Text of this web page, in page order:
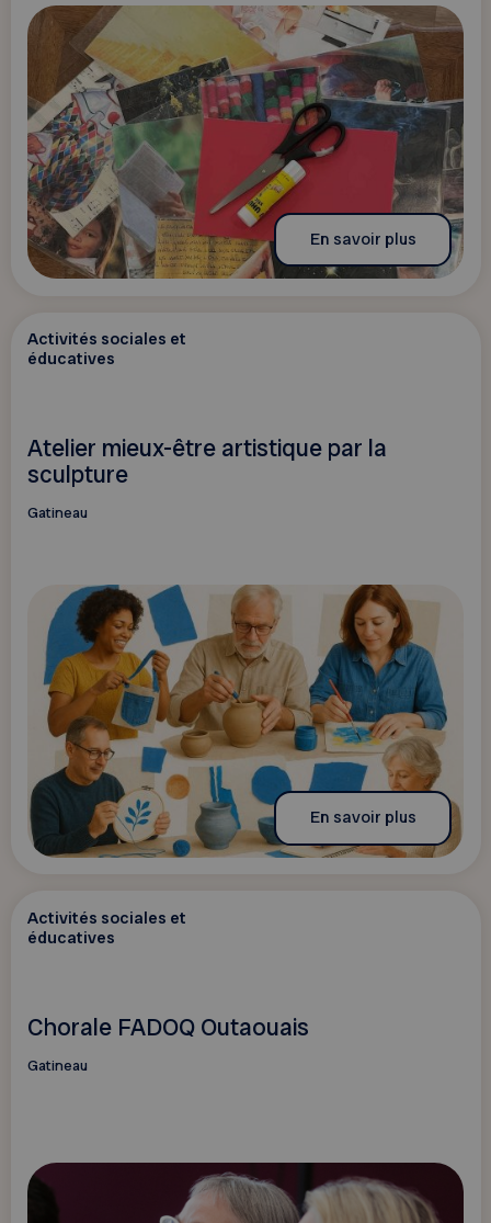
En savoir plus
Activités sociales et
éducatives
Atelier mieux-être artistique par la
sculpture
Gatineau
En savoir plus
Activités sociales et
éducatives
Chorale FADOQ Outaouais
Gatineau